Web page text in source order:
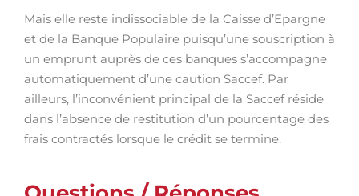
Mais elle reste indissociable de la Caisse d’Epargne
et de la Banque Populaire puisqu’une souscription à
un emprunt auprès de ces banques s’accompagne
automatiquement d’une caution Saccef. Par
ailleurs, l’inconvénient principal de la Saccef réside
dans l’absence de restitution d’un pourcentage des
frais contractés lorsque le crédit se termine.